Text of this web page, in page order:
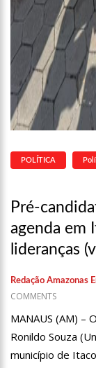
POLÍTICA
Pré-
agenda em
lideranças
Redação Amazonas
COMMENTS
MANAUS (AM) –
Ronildo Souza
município de